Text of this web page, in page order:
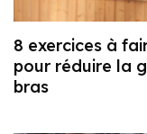
8 exercices à
pour réduire la
bras